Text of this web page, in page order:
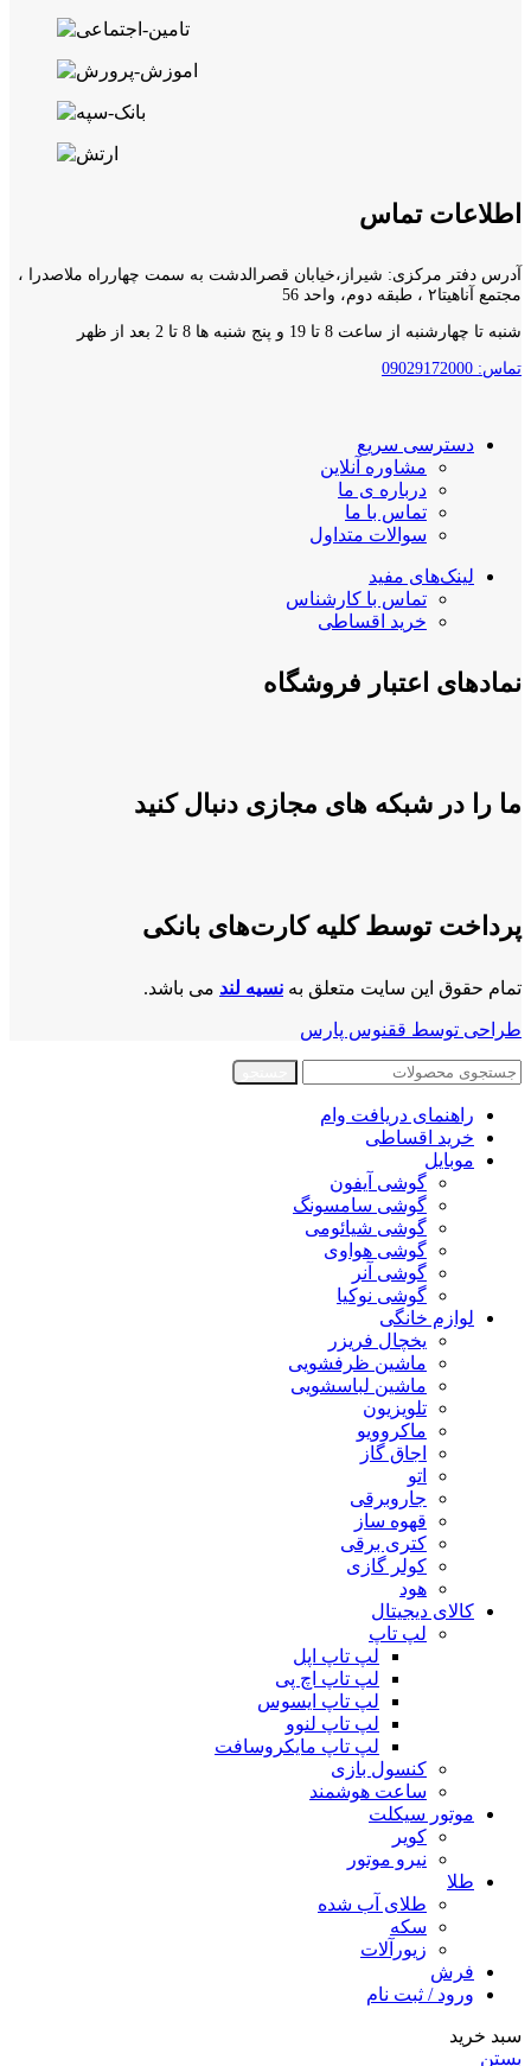
اطلاعات تماس
آدرس دفتر مرکزی: شیراز،خیابان قصرالدشت به سمت چهارراه ملاصدرا ،
مجتمع آناهیتا۲ ، طبقه دوم، واحد 56
شنبه تا چهارشنبه از ساعت 8 تا 19 و پنج شنبه ها 8 تا 2 بعد از ظهر
تماس: 09029172000
دسترسی سریع
مشاوره آنلاین
درباره ی ما
تماس با ما
سوالات متداول
لینک‌های مفید
تماس با کارشناس
خرید اقساطی
نمادهای اعتبار فروشگاه
ما را در شبکه های مجازی دنبال کنید
پرداخت توسط کلیه کارت‌های بانکی
تمام حقوق این سایت متعلق به نسیه لند می باشد.
طراحی توسط ققنوس پارس
راهنمای دریافت وام
خرید اقساطی
موبایل
گوشی آیفون
گوشی سامسونگ
گوشی شیائومی
گوشی هواوی
گوشی آنر
گوشی نوکیا
لوازم خانگی
یخچال فریزر
ماشین ظرفشویی
ماشین لباسشویی
تلویزیون
ماکروویو
اجاق گاز
اتو
جاروبرقی
قهوه ساز
کتری برقی
کولر گازی
هود
کالای دیجیتال
لپ تاپ
لپ تاپ اپل
لپ تاپ اچ پی
لپ تاپ ایسوس
لپ تاپ لنوو
لپ تاپ مایکروسافت
کنسول بازی
ساعت هوشمند
موتور سیکلت
کویر
نیرو موتور
طلا
طلای آب شده
سکه
زیورآلات
فرش
ورود / ثبت نام
سبد خرید
بستن